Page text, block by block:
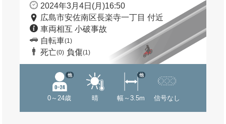
2024年3月4日(月)16:50
広島市安佐南区長楽寺一丁目 付近
車両相互 小破事故
自転車(1)
死亡(0) 負傷(1)
0～24歳
他
晴 幅～3.5m
他
信号なし